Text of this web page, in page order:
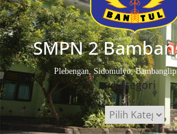
SMPN 2
Plebengan, Sidomulyo,
Kategori
Kategori